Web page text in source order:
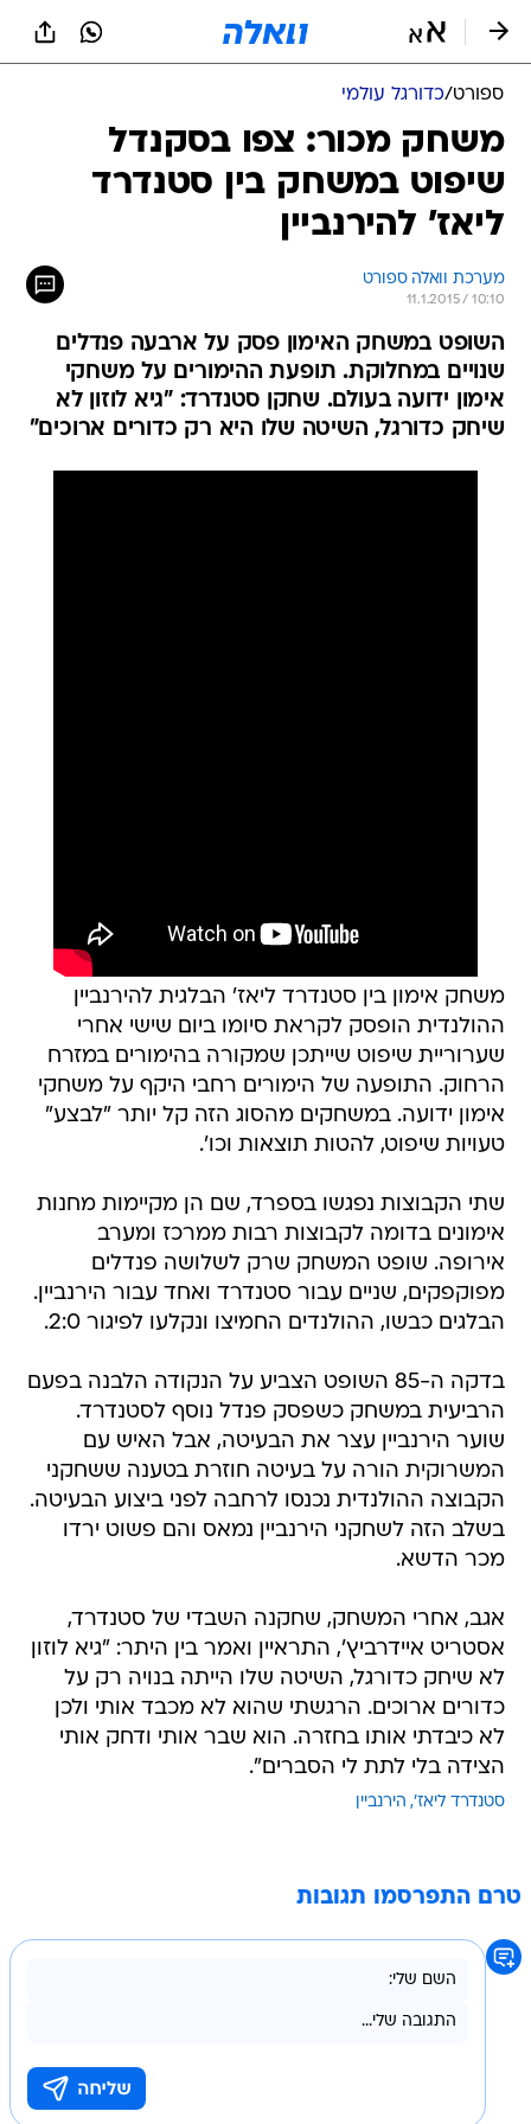
ספורט/כדורגל עולמי
משחק מכור: צפו בסקנדל
שיפוט במשחק בין סטנדרד
ליאז' להירנביין
מערכת וואלה ספורט
11.1.2015 / 10:10
השופט במשחק האימון פסק על ארבעה פנדלים
שנויים במחלוקת. תופעת ההימורים על משחקי
אימון ידועה בעולם. שחקן סטנדרד: "גיא לוזון לא
שיחק כדורגל, השיטה שלו היא רק כדורים ארוכים"
משחק אימון בין סטנדרד ליאז' הבלגית להירנביין
ההולנדית הופסק לקראת סיומו ביום שישי אחרי
שערוריית שיפוט שייתכן שמקורה בהימורים במזרח
הרחוק. התופעה של הימורים רחבי היקף על משחקי
אימון ידועה. במשחקים מהסוג הזה קל יותר "לבצע"
טעויות שיפוט, להטות תוצאות וכו'.
שתי הקבוצות נפגשו בספרד, שם הן מקיימות מחנות
אימונים בדומה לקבוצות רבות ממרכז ומערב
אירופה. שופט המשחק שרק לשלושה פנדלים
מפוקפקים, שניים עבור סטנדרד ואחד עבור הירנביין.
הבלגים כבשו, ההולנדים החמיצו ונקלעו לפיגור 2:0.
בדקה ה-85 השופט הצביע על הנקודה הלבנה בפעם
הרביעית במשחק כשפסק פנדל נוסף לסטנדרד.
שוער הירנביין עצר את הבעיטה, אבל האיש עם
המשרוקית הורה על בעיטה חוזרת בטענה ששחקני
הקבוצה ההולנדית נכנסו לרחבה לפני ביצוע הבעיטה.
בשלב הזה לשחקני הירנביין נמאס והם פשוט ירדו
מכר הדשא.
אגב, אחרי המשחק, שחקנה השבדי של סטנדרד,
אסטריט איידרביץ', התראיין ואמר בין היתר: "גיא לוזון
לא שיחק כדורגל, השיטה שלו הייתה בנויה רק על
כדורים ארוכים. הרגשתי שהוא לא מכבד אותי ולכן
לא כיבדתי אותו בחזרה. הוא שבר אותי ודחק אותי
הצידה בלי לתת לי הסברים".
סטנדרד ליאז' הירנביין
טרם התפרסמו תגובות